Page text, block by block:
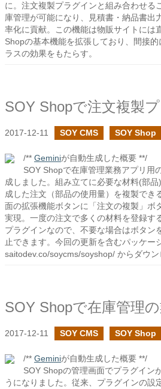
に。注文複製プラグインと組み合わせる
庫管理が可能になり、見積書・納品書出
率化に貢献。この機能は物販サイトには
Shopの基本機能を拡張しており、間接
ラスの効果をもたらす。
2017-12-11 SOY CMS SOY Shop
/** Geminiが自動生成した概要 **/
SOY Shopで在庫管理業務アプリ用
成しました。組み立てに必要な材料(部
成した注文（部品の使用量）を複製でき
面の拡張機能ボタンに「注文の複製」ボ
実現。一度の注文で多くの材料を登録す
プラグインなので、不要な場合はボタン
止できます。今回の更新を含むパッケー
saitodev.co/soycms/soyshop/ からダウン
2017-12-11 SOY CMS SOY Shop
/** Geminiが自動生成した概要 **/
SOY Shopの管理画面でプラグイン
うになりました。従来、プラグインの設